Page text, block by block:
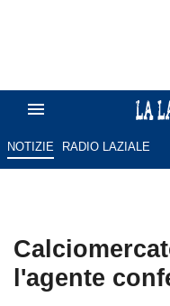
NOTIZIE RADIO LAZIALE
l'agente